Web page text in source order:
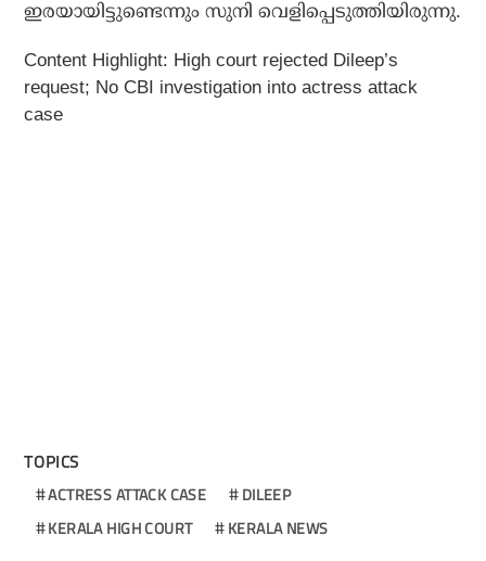
ഇരയായിട്ടുണ്ടെന്നും സുനി വെളിപ്പെടുത്തിയിരുന്നു.
Content Highlight: High court rejected Dileep’s
request; No CBI investigation into actress attack
case
TOPICS
ACTRESS ATTACK CASE
DILEEP
KERALA HIGH COURT
KERALA NEWS